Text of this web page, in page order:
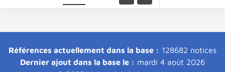
Références actuellement dans la base : 128682 notices
Dernier ajout dans la base le : mardi 4 août 2026